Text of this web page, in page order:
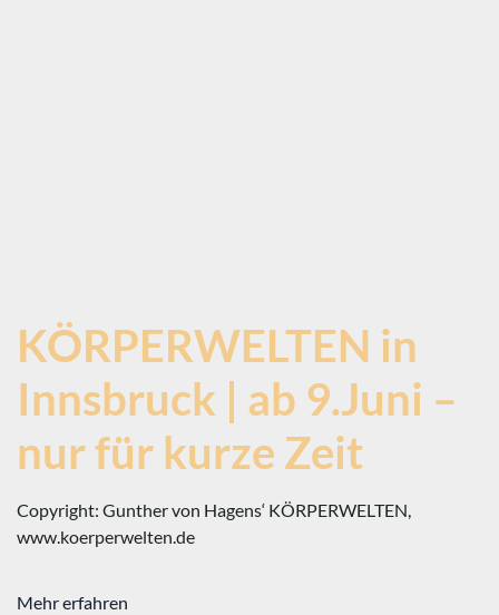
KÖRPERWELTEN in
Innsbruck | ab 9.Juni –
nur für kurze Zeit
Copyright: Gunther von Hagens‘ KÖRPERWELTEN,
www.koerperwelten.de
Mehr erfahren